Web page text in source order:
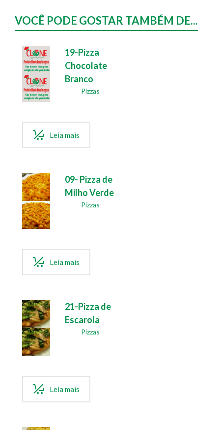
VOCÊ PODE GOSTAR TAMBÉM DE...
19-Pizza
Chocolate
Branco
Pizzas
Leia mais
09- Pizza de
Milho Verde
Pizzas
Leia mais
21-Pizza de
Escarola
Pizzas
Leia mais